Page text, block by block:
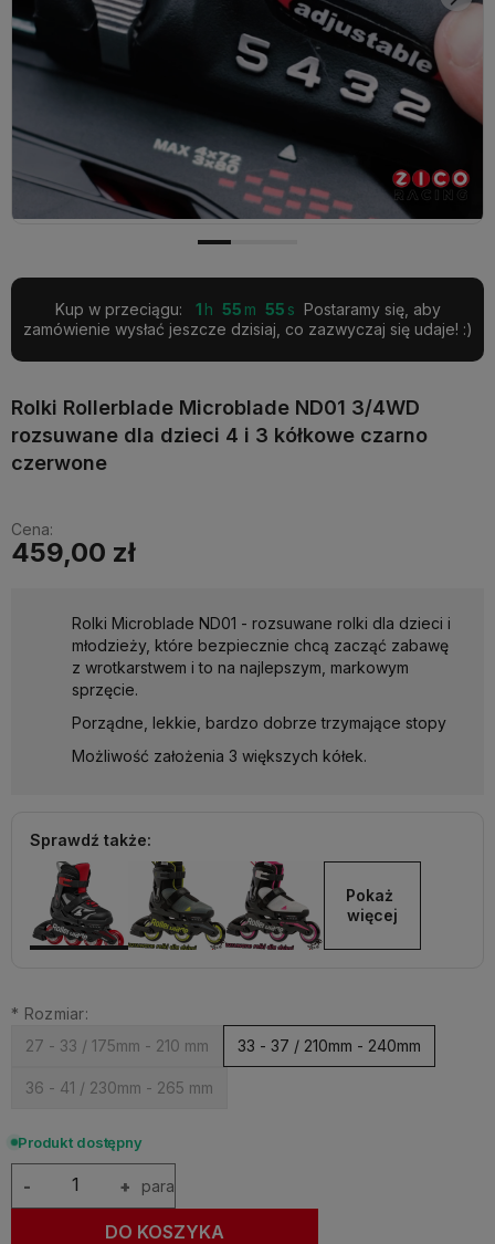
Kup w przeciągu: 1 55 54
Postaramy się, aby
zamówienie wysłać jeszcze dzisiaj, co zazwyczaj się udaje! :)
Rolki Rollerblade Microblade ND01 3/4WD
rozsuwane dla dzieci 4 i 3 kółkowe czarno
czerwone
Cena:
459,00 zł
Rolki Microblade ND01 - rozsuwane rolki dla dzieci i
młodzieży, które bezpiecznie chcą zacząć zabawę
z wrotkarstwem i to na najlepszym, markowym
sprzęcie.
Porządne, lekkie, bardzo dobrze trzymające stopy
Możliwość założenia 3 większych kółek.
Sprawdź także:
Pokaż
więcej
* Rozmiar:
27 - 33 / 175mm - 210 mm
33 - 37 / 210mm - 240mm
36 - 41 / 230mm - 265 mm
Produkt dostępny
+
- para
DO KOSZYKA